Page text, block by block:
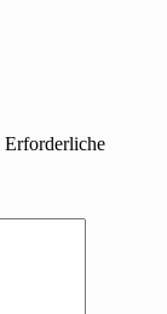
Erforderliche